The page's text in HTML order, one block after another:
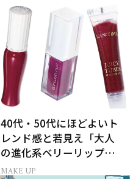
40代・50代にほどよいト
レンド感と若見え「大人
の進化系ベリーリップ」6
選
MAKE UP